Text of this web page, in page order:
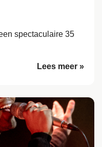
spectaculaire 35
Lees meer »